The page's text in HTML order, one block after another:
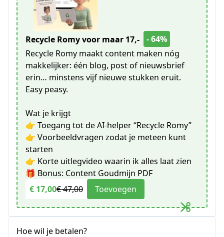
Recycle Romy voor maar 17,-
- 64%
Recycle Romy maakt content maken nóg
makkelijker: één blog, post of nieuwsbrief
erin… minstens vijf nieuwe stukken eruit.
Easy peasy.
Wat je krijgt
👉 Toegang tot de AI-helper “Recycle Romy”
👉 Voorbeeldvragen zodat je meteen kunt
starten
👉 Korte uitlegvideo waarin ik alles laat zien
🎁 Bonus: Content Goudmijn PDF
€ 17,00€ 47,00 Toevoegen
Hoe wil je betalen?